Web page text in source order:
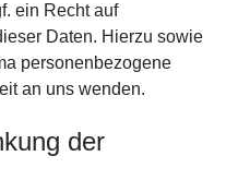
ein Recht auf
Daten. Hierzu sowie
personenbezogene
an uns wenden.
der